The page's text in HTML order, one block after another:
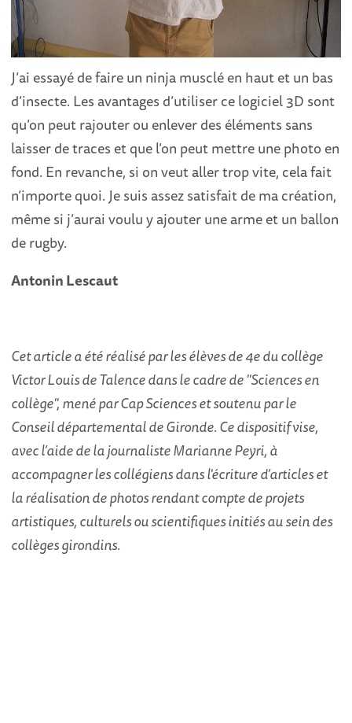
J’ai essayé de faire un ninja musclé en haut et un bas
d’insecte. Les avantages d’utiliser ce logiciel 3D sont
qu’on peut rajouter ou enlever des éléments sans
laisser de traces et que l’on peut mettre une photo en
fond. En revanche, si on veut aller trop vite, cela fait
n’importe quoi. Je suis assez satisfait de ma création,
même si j’aurai voulu y ajouter une arme et un ballon
de rugby.
Antonin Lescaut
Cet article a été réalisé par les élèves de 4e du collège
Victor Louis de Talence dans le cadre de "Sciences en
collège",mené par Cap Sciences et soutenu par le
Conseil départemental de Gironde. Ce dispositif vise,
avec l’aide de la journaliste Marianne Peyri, à
accompagner les collégiens dans l'écriture d’articles et
la réalisation de photos rendant compte de projets
artistiques, culturels ou scientifiques initiés au sein des
collèges girondins.